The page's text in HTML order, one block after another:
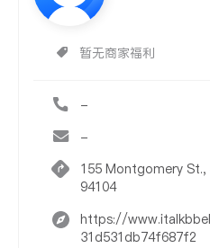
暂无商家福利
-
-
155 Montgomery St.,
94104
https://
31d531db74f687f2